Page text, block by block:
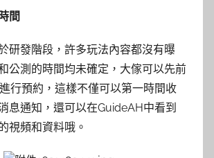
間
研發階段，許多玩法內容都沒有曝
公測的時間均未確定，大傢可以先前
行預約，這樣不僅可以第一時間收
息通知，還可以在GuideAH中看到
視頻和資料哦。